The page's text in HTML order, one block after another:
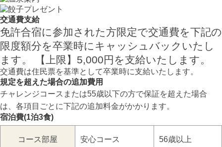
交通費支給
免許合宿に参加された方限定で交通費を下記の
限度額分を卒業時にキャッシュバックいたし
ます。 【上限】5,000円を支給いたします。
交通費は住民票を基準として卒業時に支給いたします。
規定を超えた場合の追加費用
チャレンジコースまたは55歳以下の方で保証を超えた場合
は、各項目ごとに下記の追加料金がかかります。
宿泊費(1泊3食)
コース部屋 安心コース 56歳以上